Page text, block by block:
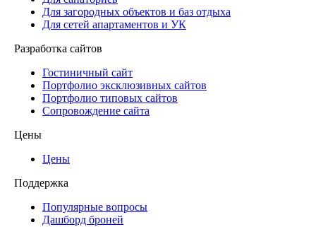
Для загородных объектов и баз отдыха
Для сетей апартаментов и УК
Разработка сайтов
Гостиничный сайт
Портфолио эксклюзивных сайтов
Портфолио типовых сайтов
Сопровождение сайта
Цены
Цены
Поддержка
Популярные вопросы
Дашборд броней